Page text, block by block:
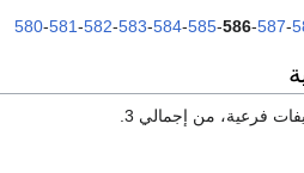
580-581-582-583-584-585-586-587-